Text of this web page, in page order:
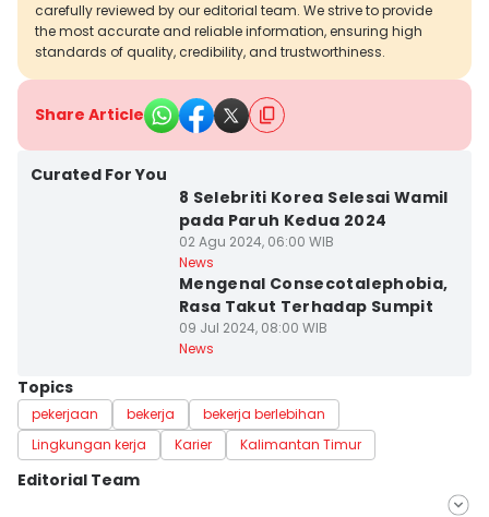
carefully reviewed by our editorial team. We strive to provide
the most accurate and reliable information, ensuring high
standards of quality, credibility, and trustworthiness.
Share Article
Curated For You
8 Selebriti Korea Selesai Wamil
pada Paruh Kedua 2024
02 Agu 2024, 06:00 WIB
News
Mengenal Consecotalephobia,
Rasa Takut Terhadap Sumpit
09 Jul 2024, 08:00 WIB
News
Topics
pekerjaan bekerja
bekerja berlebihan
Lingkungan kerja
Karier Kalimantan Timur
Editorial Team